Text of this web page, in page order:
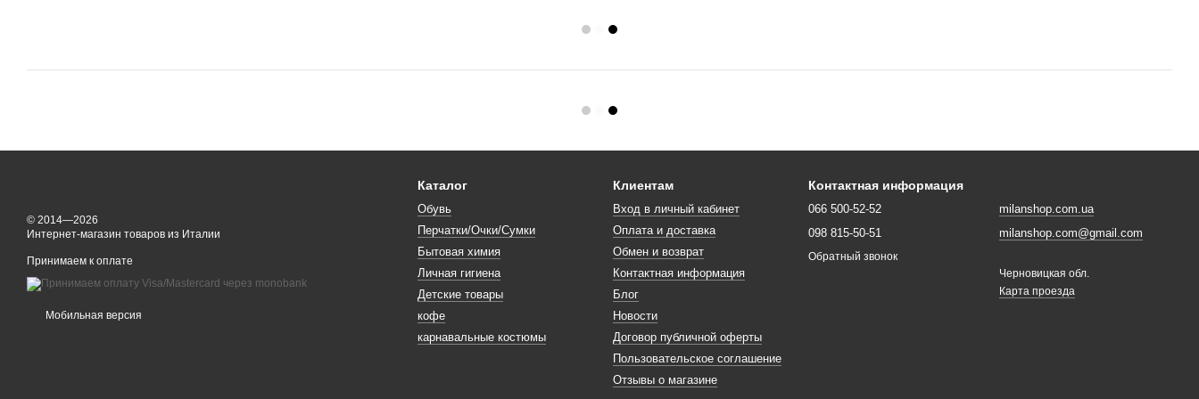
© 2014—2026
Интернет-магазин товаров из Италии
Принимаем к оплате
Мобильная версия
Каталог
Обувь
Перчатки/Очки/Сумки
Бытовая химия
Личная гигиена
Детские товары
кофе
карнавальные костюмы
Клиентам
Вход в личный кабинет
Оплата и доставка
Обмен и возврат
Контактная информация
Блог
Новости
Договор публичной оферты
Пользовательское соглашение
Отзывы о магазине
Контактная информация
066 500-52-52
098 815-50-51
Обратный звонок
milanshop.com.ua
milanshop.com@gmail.com
Черновицкая обл.
Карта проезда